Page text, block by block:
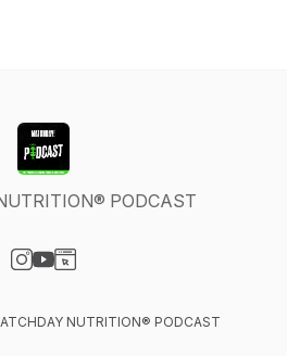
PODCAST
NUTRITION® PODCAST